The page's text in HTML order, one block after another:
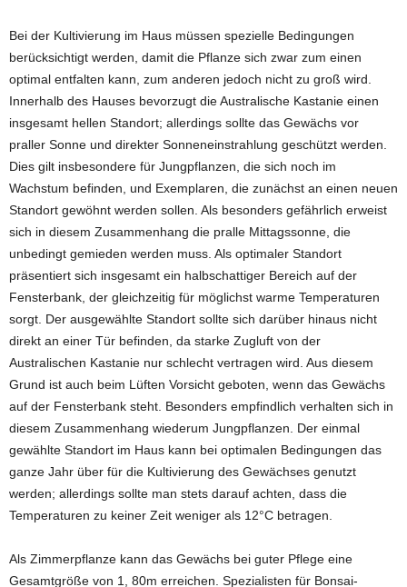
Bei der Kultivierung im Haus müssen spezielle Bedingungen
berücksichtigt werden, damit die Pflanze sich zwar zum einen
optimal entfalten kann, zum anderen jedoch nicht zu groß wird.
Innerhalb des Hauses bevorzugt die Australische Kastanie einen
insgesamt hellen Standort; allerdings sollte das Gewächs vor
praller Sonne und direkter Sonneneinstrahlung geschützt werden.
Dies gilt insbesondere für Jungpflanzen, die sich noch im
Wachstum befinden, und Exemplaren, die zunächst an einen neuen
Standort gewöhnt werden sollen. Als besonders gefährlich erweist
sich in diesem Zusammenhang die pralle Mittagssonne, die
unbedingt gemieden werden muss. Als optimaler Standort
präsentiert sich insgesamt ein halbschattiger Bereich auf der
Fensterbank, der gleichzeitig für möglichst warme Temperaturen
sorgt. Der ausgewählte Standort sollte sich darüber hinaus nicht
direkt an einer Tür befinden, da starke Zugluft von der
Australischen Kastanie nur schlecht vertragen wird. Aus diesem
Grund ist auch beim Lüften Vorsicht geboten, wenn das Gewächs
auf der Fensterbank steht. Besonders empfindlich verhalten sich in
diesem Zusammenhang wiederum Jungpflanzen. Der einmal
gewählte Standort im Haus kann bei optimalen Bedingungen das
ganze Jahr über für die Kultivierung des Gewächses genutzt
werden; allerdings sollte man stets darauf achten, dass die
Temperaturen zu keiner Zeit weniger als 12°C betragen.
Als Zimmerpflanze kann das Gewächs bei guter Pflege eine
Gesamtgröße von 1, 80m erreichen. Spezialisten für Bonsai-